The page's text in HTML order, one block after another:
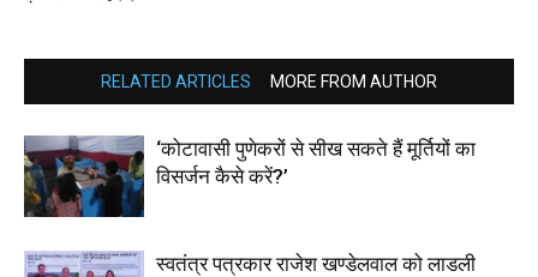
RELATED ARTICLES MORE FROM AUTHOR
‘कोटावासी पुणेकरों से सीख सकते हैं मूर्तियों का
विसर्जन कैसे करें?’
स्वतंत्र पत्रकार राजेश खण्डेलवाल को लाडली